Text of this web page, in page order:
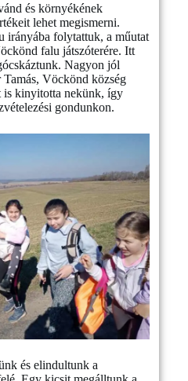
és környékének
lehet megismerni.
irányába folytattuk, a műutat
falu játszóterére. Itt
Nagyon jól
Vöckönd község
is kinyitotta nekünk, így
gondunkon.
és elindultunk a